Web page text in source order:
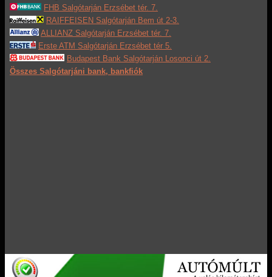
FHB Salgótarján Erzsébet tér. 7.
RAIFFEISEN Salgótarján Bem út 2-3.
ALLIANZ Salgótarján Erzsébet tér. 7.
Erste ATM Salgótarján Erzsébet tér 5.
Budapest Bank Salgótarján Losonci út 2.
Összes Salgótarjáni bank, bankfiók